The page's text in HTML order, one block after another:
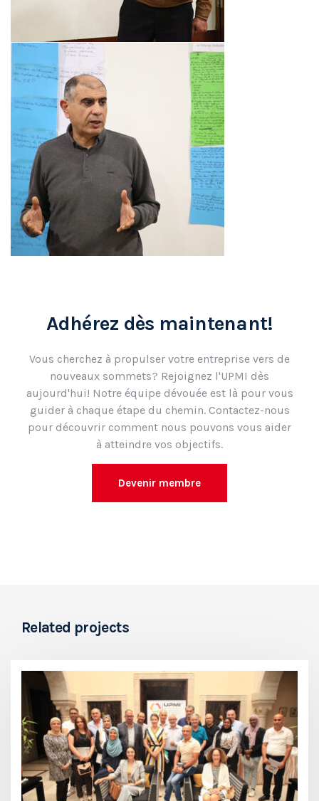
Adhérez dès maintenant!
Vous cherchez à propulser votre entreprise vers de
nouveaux sommets? Rejoignez l'UPMI dès
aujourd'hui! Notre équipe dévouée est là pour vous
guider à chaque étape du chemin. Contactez-nous
pour découvrir comment nous pouvons vous aider
à atteindre vos objectifs.
Devenir membre
Related projects